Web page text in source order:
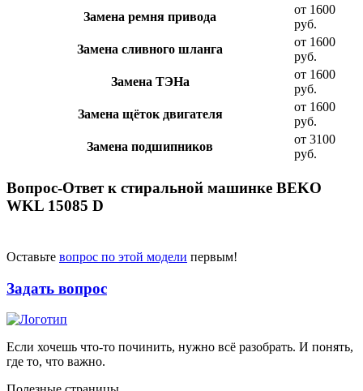
Замена ремня привода
от 1600
руб.
Замена сливного шланга
от 1600
руб.
Замена ТЭНа
от 1600
руб.
Замена щёток двигателя
от 1600
руб.
Замена подшипников
от 3100
руб.
Вопрос-Ответ к стиральной машинке BEKO
WKL 15085 D
Оставьте вопрос по этой модели первым!
Задать вопрос
Если хочешь что-то починить, нужно всё разобрать. И понять,
где то, что важно.